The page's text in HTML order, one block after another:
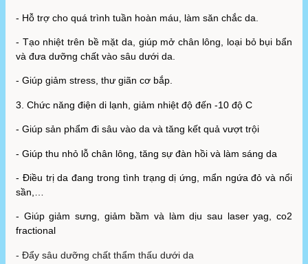
- Hỗ trợ cho quá trình tuần hoàn máu, làm săn chắc da.
- Tạo nhiệt trên bề mặt da, giúp mở chân lông, loại bỏ bụi bẩn
và đưa dưỡng chất vào sâu dưới da.
- Giúp giảm stress, thư giãn cơ bắp.
3. Chức năng điện di lạnh, giảm nhiệt độ đến -10 độ C
- Giúp sản phẩm đi sâu vào da và tăng kết quả vượt trội
- Giúp thu nhỏ lỗ chân lông, tăng sự đàn hồi và làm sáng da
- Điều trị da đang trong tình trạng dị ứng, mẩn ngứa đỏ và nổi
sần,…
- Giúp giảm sưng, giảm bầm và làm dịu sau laser yag, co2
fractional
- Đẩy sâu dưỡng chất thẩm thấu dưới da